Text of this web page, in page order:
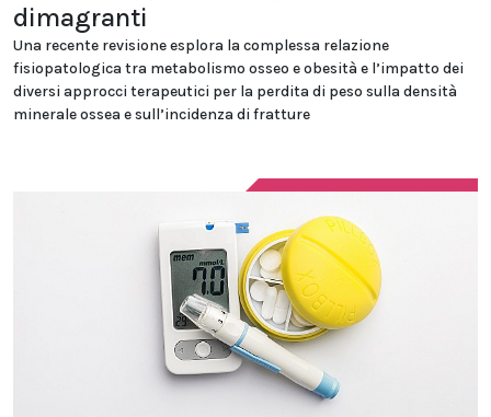
dimagranti
Una recente revisione esplora la complessa relazione
fisiopatologica tra metabolismo osseo e obesità e l’impatto dei
diversi approcci terapeutici per la perdita di peso sulla densità
minerale ossea e sull’incidenza di fratture